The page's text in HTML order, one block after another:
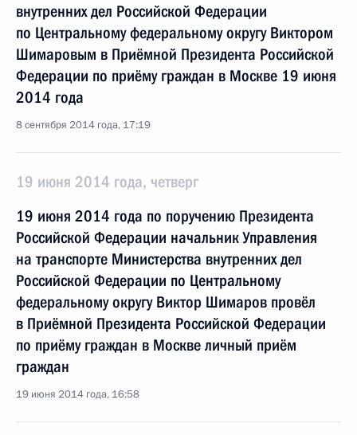
внутренних дел Российской Федерации
по Центральному федеральному округу Виктором
Шимаровым в Приёмной Президента Российской
Федерации по приёму граждан в Москве 19 июня
2014 года
8 сентября 2014 года, 17:19
19 июня 2014 года, четверг
19 июня 2014 года по поручению Президента
Российской Федерации начальник Управления
на транспорте Министерства внутренних дел
Российской Федерации по Центральному
федеральному округу Виктор Шимаров провёл
в Приёмной Президента Российской Федерации
по приёму граждан в Москве личный приём
граждан
19 июня 2014 года, 16:58